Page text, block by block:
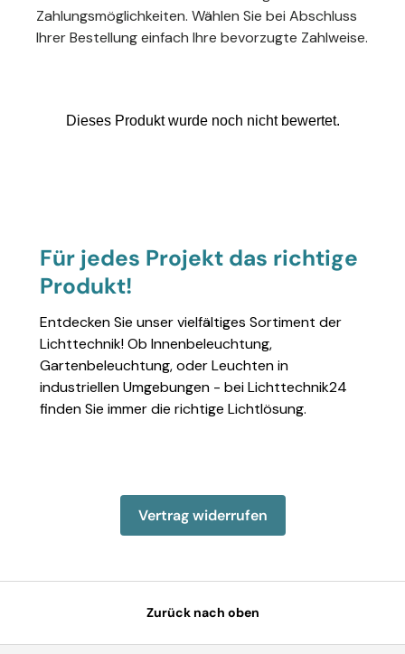
Zahlungsmöglichkeiten. Wählen Sie bei Abschluss
Ihrer Bestellung einfach Ihre bevorzugte Zahlweise.
Für jedes Projekt das richtige
Produkt!
Entdecken Sie unser vielfältiges Sortiment der
Lichttechnik! Ob Innenbeleuchtung,
Gartenbeleuchtung, oder Leuchten in
industriellen Umgebungen - bei Lichttechnik24
finden Sie immer die richtige Lichtlösung.
Vertrag widerrufen
Zurück nach oben